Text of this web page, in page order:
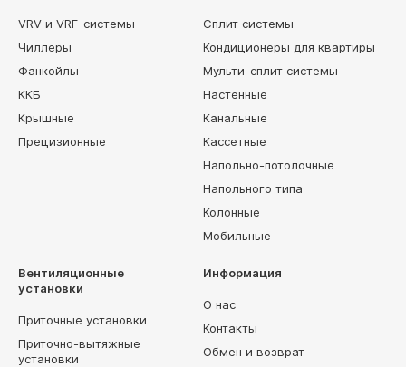
VRV и VRF-системы
Чиллеры
Фанкойлы
ККБ
Крышные
Прецизионные
Сплит системы
Кондиционеры для квартиры
Мульти-сплит системы
Настенные
Канальные
Кассетные
Напольно-потолочные
Напольного типа
Колонные
Мобильные
Вентиляционные
установки
Приточные установки
Приточно-вытяжные
установки
Информация
О нас
Контакты
Обмен и возврат